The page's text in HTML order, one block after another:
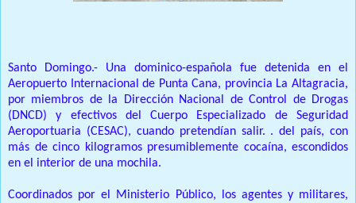
Santo Domingo.- Una dominico-española fue detenida en el
Aeropuerto Internacional de Punta Cana, provincia La Altagracia,
por miembros de la Dirección Nacional de Control de Drogas
(DNCD) y efectivos del Cuerpo Especializado de Seguridad
Aeroportuaria (CESAC), cuando pretendían salir. . del país, con
más de cinco kilogramos presumiblemente cocaína, escondidos
en el interior de una mochila.
Coordinados por el Ministerio Público, los agentes y militares,